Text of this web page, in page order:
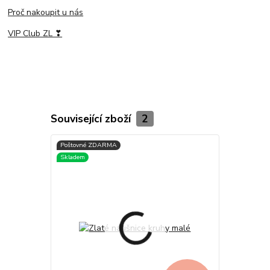
Proč nakoupit u nás
VIP Club ZL ❣
Související zboží 2